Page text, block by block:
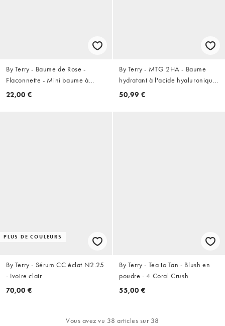
By Terry - Baume de Rose -
Flaconnette - Mini baume à
lèvres liquide
22,00 €
By Terry - MTG 2HA - Baume
hydratant à l'acide hyaluronique
- 2 Nudissimo
50,99 €
PLUS DE COULEURS
By Terry - Sérum CC éclat N2.25
- Ivoire clair
70,00 €
By Terry - Tea to Tan - Blush en
poudre - 4 Coral Crush
55,00 €
Vous avez vu 38 articles sur 38